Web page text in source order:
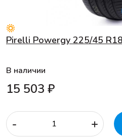
Pirelli Powergy 225/45
В наличии
15 503 ₽
- +